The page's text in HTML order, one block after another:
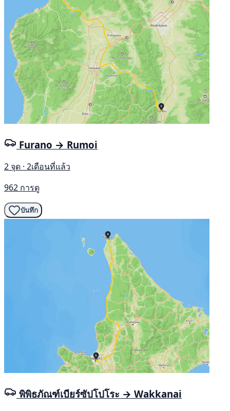
Furano → Rumoi
2 จุด · 2เดือนที่แล้ว
962 การดู
บันทึก
พิพิธภัณฑ์เบียร์ซัปโปโระ → Wakkanai